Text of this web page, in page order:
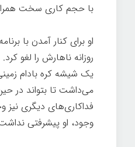
با حجم کاری سخت
او برای کنار آمدن با
روزانه ناهارش را لغو
یک شیشه کره بادام
می‌داشت تا بتواند در
فداکاری‌های دیگری نیز
وجود، او پیشرفتی